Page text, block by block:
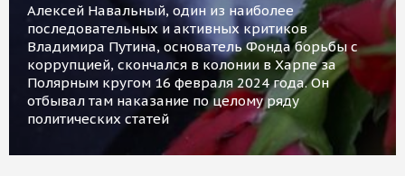
Алексей Навальный, один из наиболее
последовательных и активных критиков
Владимира Путина, основатель Фонда борьбы с
коррупцией, скончался в колонии в Харпе за
Полярным кругом 16 февраля 2024 года. Он
отбывал там наказание по целому ряду
политических статей